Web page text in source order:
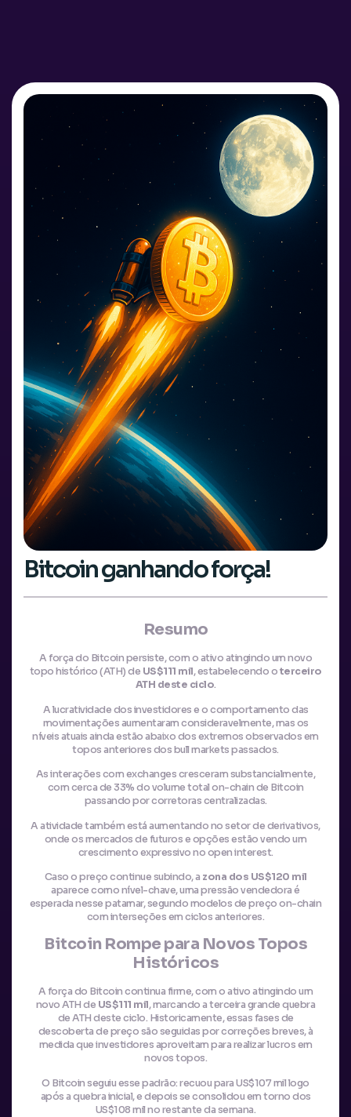
Bitcoin ganhando força!
Resumo
A força do Bitcoin persiste, com o ativo atingindo um novo
topo histórico (ATH) de US$111 mil, estabelecendo oterceiro
ATH deste ciclo.
A lucratividade dos investidores e o comportamento das
movimentações aumentaram consideravelmente, mas os
níveis atuais ainda estão abaixo dos extremos observados em
topos anteriores dos bull markets passados.
As interações com exchanges cresceram substancialmente,
com cerca de 33% do volume total on-chain de Bitcoin
passando por corretoras centralizadas.
A atividade também está aumentando no setor de derivativos,
onde os mercados de futuros e opções estão vendo um
crescimento expressivo no open interest.
Caso o preço continue subindo, a zona dos US$120 mil
aparece como nível-chave, uma pressão vendedora é
esperada nesse patamar, segundo modelos de preço on-chain
com interseções em ciclos anteriores.
Bitcoin Rompe para Novos Topos
Históricos
A força do Bitcoin continua firme, com o ativo atingindo um
novo ATH de US$111 mil, marcando a terceira grande quebra
de ATH deste ciclo. Historicamente, essas fases de
descoberta de preço são seguidas por correções breves, à
medida que investidores aproveitam para realizar lucros em
novos topos.
O Bitcoin seguiu esse padrão: recuou para US$107 mil logo
após a quebra inicial, e depois se consolidou em torno dos
US$108 mil no restante da semana.